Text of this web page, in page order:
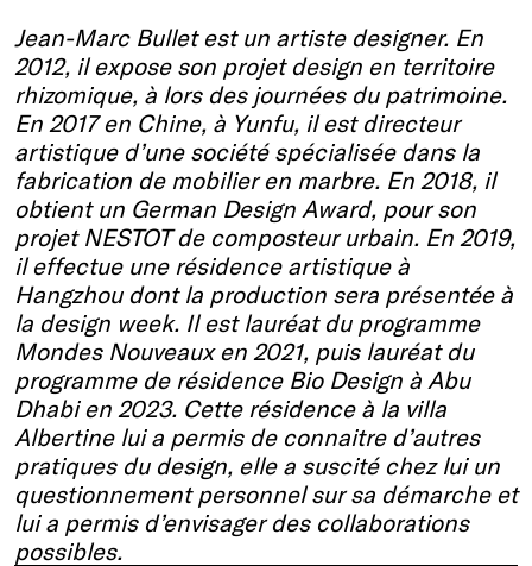
Jean-Marc Bullet est un artiste designer. En
2012, il expose son projet design en territoire
rhizomique, à lors des journées du patrimoine.
En 2017 en Chine, à Yunfu, il est directeur
artistique d’une société spécialisée dans la
fabrication de mobilier en marbre. En 2018, il
obtient un German Design Award, pour son
projet NESTOT de composteur urbain. En 2019,
il effectue une résidence artistique à
Hangzhou dont la production sera présentée à
la design week. Il est lauréat du programme
Mondes Nouveaux en 2021, puislauréat du
programme de résidence Bio Design à Abu
Dhabien 2023. Cette résidence à la villa
Albertine lui a permis de connaitre d’autres
pratiques du design, elle a suscité chez lui un
questionnement personnel sur sa démarche et
lui a permis d’envisager des collaborations
possibles.